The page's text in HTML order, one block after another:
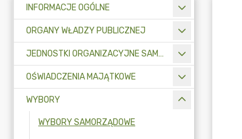
INFORMACJE OGÓLNE
ORGANY WŁADZY PUBLICZNEJ
JEDNOSTKI ORGANIZACYJNE SAMORZĄDU TERYTORIALNEGO
OŚWIADCZENIA MAJĄTKOWE
WYBORY
WYBORY SAMORZĄDOWE